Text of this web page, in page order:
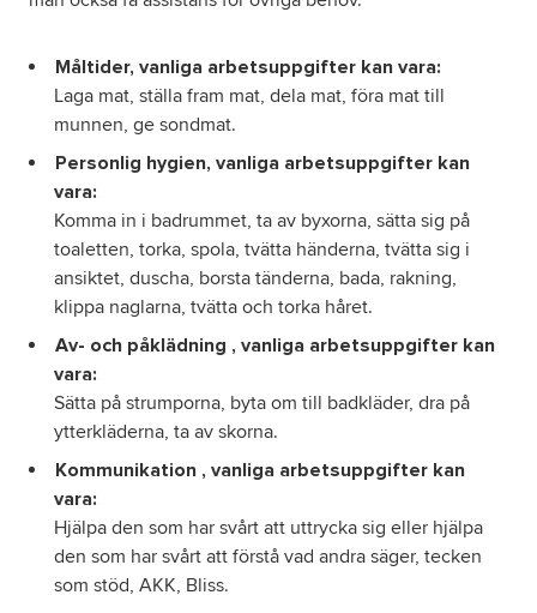
Måltider, vanliga arbetsuppgifter kan vara:
Laga mat, ställa fram mat, dela mat, föra mat till
munnen, ge sondmat.
Personlig hygien, vanliga arbetsuppgifter kan
vara:
Komma in i badrummet, ta av byxorna, sätta sig på
toaletten, torka, spola, tvätta händerna, tvätta sig i
ansiktet, duscha, borsta tänderna, bada, rakning,
klippa naglarna, tvätta och torka håret.
Av- och påklädning , vanliga arbetsuppgifter kan
vara:
Sätta på strumporna, byta om till badkläder, dra på
ytterkläderna, ta av skorna.
Kommunikation , vanliga arbetsuppgifter kan
vara:
Hjälpa den som har svårt att uttrycka sig eller hjälpa
den som har svårt att förstå vad andra säger, tecken
som stöd, AKK, Bliss.